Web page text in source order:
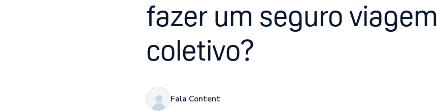
fazer um seguro viagem
coletivo?
Fala Content